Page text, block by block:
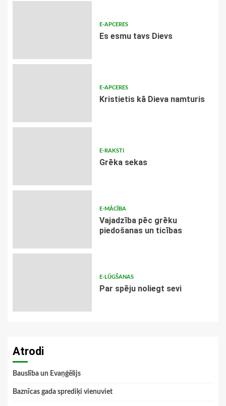
E-APCERES
Es esmu tavs Dievs
E-APCERES
Kristietis kā Dieva namturis
E-RAKSTI
Grēka sekas
E-MĀCĪBA
Vajadzība pēc grēku
piedošanas un ticības
E-LŪGŠANAS
Par spēju noliegt sevi
Atrodi
Bauslība un Evaņģēlijs
Baznīcas gada sprediķi vienuviet